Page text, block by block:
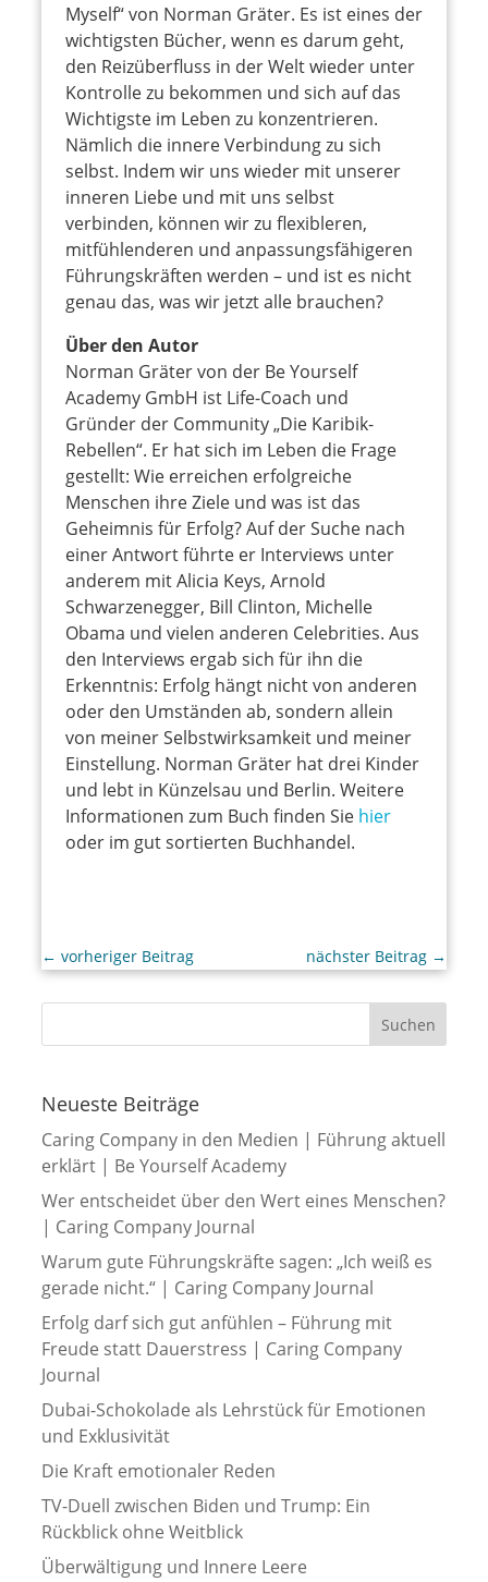
Myself“ von Norman Gräter. Es ist eines der
wichtigsten Bücher, wenn es darum geht,
den Reizüberfluss in der Welt wieder unter
Kontrolle zu bekommen und sich auf das
Wichtigste im Leben zu konzentrieren.
Nämlich die innere Verbindung zu sich
selbst. Indem wir uns wieder mit unserer
inneren Liebe und mit uns selbst
verbinden, können wir zu flexibleren,
mitfühlenderen und anpassungsfähigeren
Führungskräften werden – und ist es nicht
genau das, was wir jetzt alle brauchen?
Über den Autor
Norman Gräter von der Be Yourself
Academy GmbH ist Life-Coach und
Gründer der Community „Die Karibik-
Rebellen“. Er hat sich im Leben die Frage
gestellt: Wie erreichen erfolgreiche
Menschen ihre Ziele und was ist das
Geheimnis für Erfolg? Auf der Suche nach
einer Antwort führte er Interviews unter
anderem mit Alicia Keys, Arnold
Schwarzenegger, Bill Clinton, Michelle
Obama und vielen anderen Celebrities. Aus
den Interviews ergab sich für ihn die
Erkenntnis: Erfolg hängt nicht von anderen
oder den Umständen ab, sondern allein
von meiner Selbstwirksamkeit und meiner
Einstellung. Norman Gräter hat drei Kinder
und lebt in Künzelsau und Berlin. Weitere
Informationen zum Buch finden Sie hier
oder im gut sortierten Buchhandel.
← vorheriger Beitrag nächster Beitrag →
Neueste Beiträge
Caring Company in den Medien | Führung aktuell
erklärt | Be Yourself Academy
Wer entscheidet über den Wert eines Menschen?
| Caring Company Journal
Warum gute Führungskräfte sagen: „Ich weiß es
gerade nicht.“ | Caring Company Journal
Erfolg darf sich gut anfühlen – Führung mit
Freude statt Dauerstress | Caring Company
Journal
Dubai-Schokolade als Lehrstück für Emotionen
und Exklusivität
Die Kraft emotionaler Reden
TV-Duell zwischen Biden und Trump: Ein
Rückblick ohne Weitblick
Überwältigung und Innere Leere